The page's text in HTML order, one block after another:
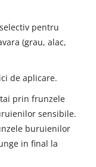
pentru
(grau, alac,
de aplicare.
prin frunzele
sensibile.
buruienilor
in final la